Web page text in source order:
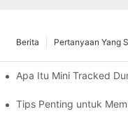
Pertanyaan Yang
Berita
Apa Itu Mini Tracked
Tips Penting untuk